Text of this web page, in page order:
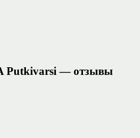
Putkivarsi — отзывы